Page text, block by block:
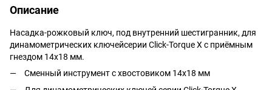
Описание
Насадка-рожковый ключ, под внутренний шестигранник, для
динамометрических ключейсерии Click-Torque X с приёмным
гнездом 14x18 мм.
Сменный инструмент с хвостовиком 14x18 мм